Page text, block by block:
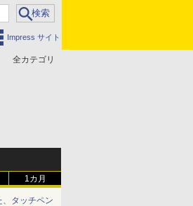
Impress サイト
全カテゴリ
1カ月
タッチペン